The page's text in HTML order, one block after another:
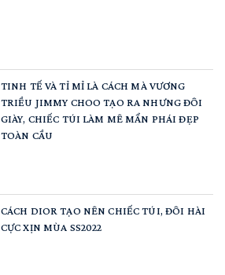
TINH TẾ VÀ TỈ MỈ LÀ CÁCH MÀ VƯƠNG
TRIỀU JIMMY CHOO TẠO RA NHƯNG ĐÔI
GIÀY, CHIẾC TÚI LÀM MÊ MẨN PHÁI ĐẸP
TOÀN CẦU
CÁCH DIOR TẠO NÊN CHIẾC TÚI, ĐÔI HÀI
CỰC XỊN MÙA SS2022